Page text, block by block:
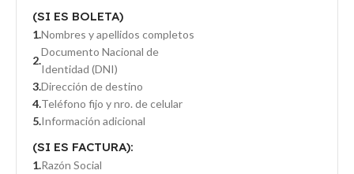
(SI ES BOLETA)
Nombres y apellidos completos
Documento Nacional de
Identidad (DNI)
Dirección de destino
Teléfono fijo y nro. de celular
Información adicional
(SI ES FACTURA):
Razón Social